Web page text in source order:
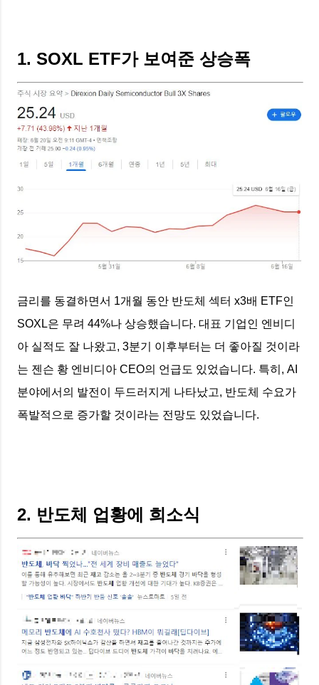
1. SOXL ETF가 보여준 상승폭
금리를 동결하면서 1개월 동안 반도체 섹터 x3배 ETF인
SOXL은 무려 44%나 상승했습니다. 대표 기업인 엔비디
아 실적도 잘 나왔고, 3분기 이후부터는 더 좋아질 것이라
는 젠슨 황 엔비디아 CEO의 언급도 있었습니다. 특히, AI
분야에서의 발전이 두드러지게 나타났고, 반도체 수요가
폭발적으로 증가할 것이라는 전망도 있었습니다.
2. 반도체 업황에 희소식